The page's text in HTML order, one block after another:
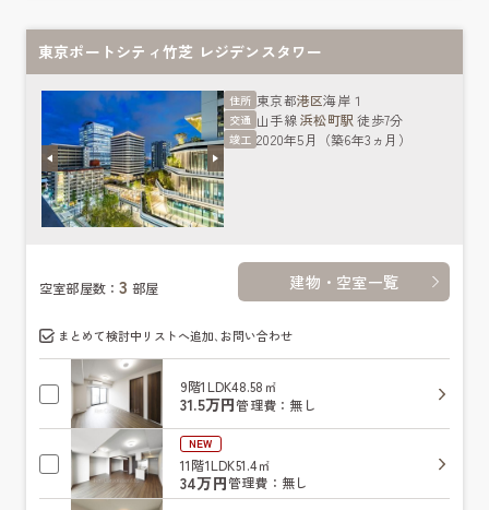
東京ポートシティ竹芝 レジデンスタワー
住所 東京都港区海岸１
交通 山手線浜松町駅 徒歩7分
竣工 2020年5月（築6年3ヵ月）
空室部屋数：3 部屋 建物・空室一覧
まとめて検討中リストへ追加､お問い合わせ
9階1LDK48.58㎡
31.5万円管理費：無し
NEW
11階1LDK51.4㎡
34万円管理費：無し